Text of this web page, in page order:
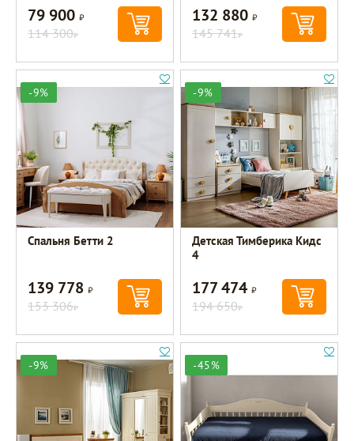
79 900Р
114 300Р
132 880Р
145 741Р
-9%
Спальня Бетти 2
139 778Р
153 306Р
-9%
Детская Тимберика Кидс
4
177 474Р
194 650Р
-9% -45%